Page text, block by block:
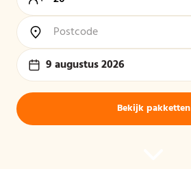
9 augustus 2026
Bekijk pakketten